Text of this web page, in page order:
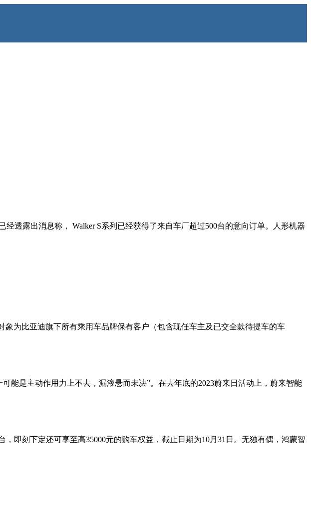
透露出消息称， Walker S系列已经获得了来自车厂超过500台的意向订单。人形机器
为比亚迪旗下所有乘用车品牌保有客户（包含现任车主及已交全款待提车的车
能是主动作用力上不去，漏液悬而未决”。在去年底的2023蔚来日活动上，蔚来智能
即刻下定还可享至高35000元的购车权益，截止日期为10月31日。无独有偶，鸿蒙智